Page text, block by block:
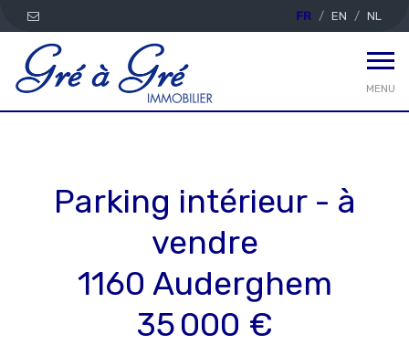
FR EN NL
MENU
Parking intérieur - à
vendre
1160 Auderghem
35 000 €